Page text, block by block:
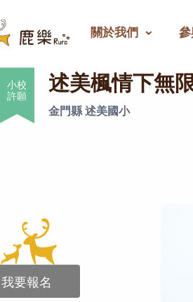
關於我們
楓情下無限可能
小校
許願
述美楓情下無
金門縣 述美國小